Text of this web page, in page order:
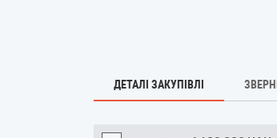
ДЕТАЛІ ЗАКУПІВЛІ